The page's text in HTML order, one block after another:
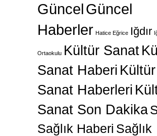
GüncelGüncel
Haberler Hatice Eğrice Iğdır
Ortaokulu Kültür Sanat
Sanat Haberi Kültür
Sanat Haberleri
Sanat Son Dakika
Sağlık Haberi Sağlık